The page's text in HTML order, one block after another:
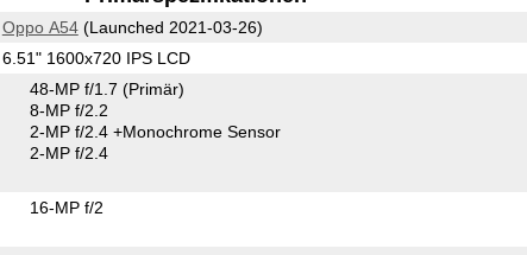
Oppo A54(Launched 2021-03-26)
6.51" 1600x720 IPS LCD
48-MP f/1.7 (Primär)
8-MP f/2.2
2-MP f/2.4 +Monochrome Sensor
2-MP f/2.4
16-MP f/2